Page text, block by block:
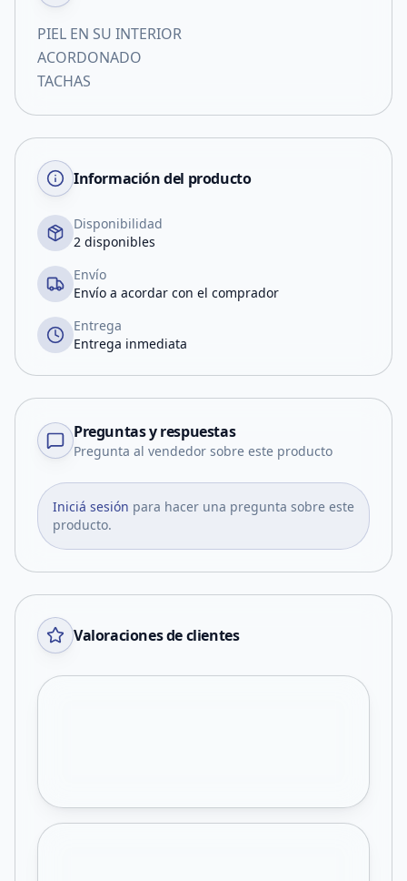
PIEL EN SU INTERIOR
ACORDONADO
TACHAS
Información del producto
Disponibilidad
2 disponibles
Envío
Envío a acordar con el comprador
Entrega
Entrega inmediata
Preguntas y respuestas
Pregunta al vendedor sobre este producto
Iniciá sesión para hacer una pregunta sobre este
producto.
Valoraciones de clientes